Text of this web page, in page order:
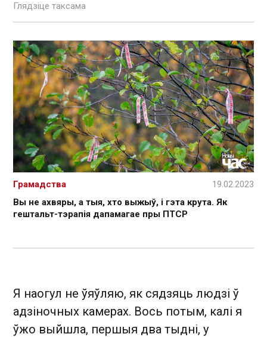
Глядзіце таксама
Вы не ахвяры, а тыя, хто выжыў, і гэта крута. Як
гештальт-тэрапія дапамагае пры ПТСР
Грамадства 19.02.2023
Я наогул не ўяўляю, як сядзяць людзі ў
адзіночных камерах. Вось потым, калі я
ўжо выйшла, першыя два тыдні, у